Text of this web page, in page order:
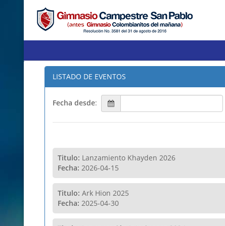
LISTADO DE EVENTOS
Fecha desde:
Titulo: Lanzamiento Khayden 2026
Fecha: 2026-04-15
Titulo: Ark Hion 2025
Fecha: 2025-04-30